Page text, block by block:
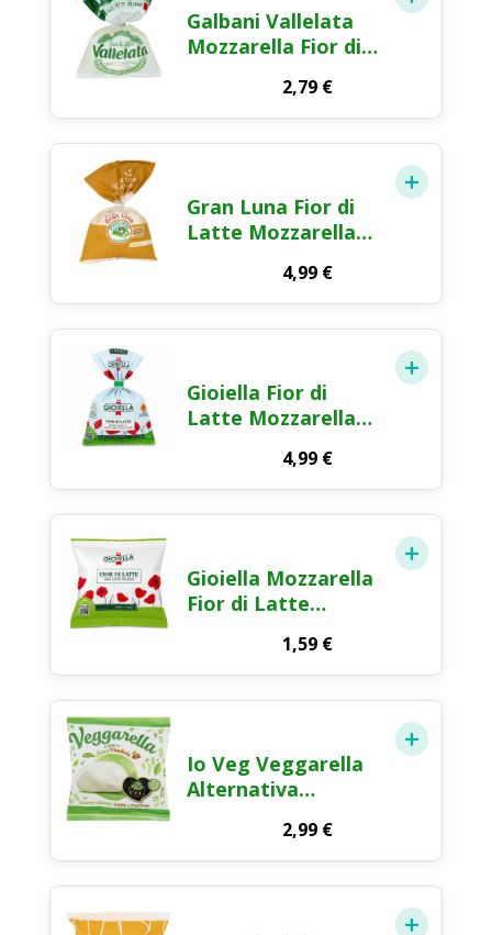
Galbani Vallelata
Mozzarella Fior di
2,79 €
Gran Luna Fior di
Latte Mozzarella
4,99 €
Gioiella Fior di
Latte Mozzarella
4,99 €
Gioiella Mozzarella
Fior di Latte
1,59 €
Io Veg Veggarella
Alternativa
Mozzarella 125g
2,99 €